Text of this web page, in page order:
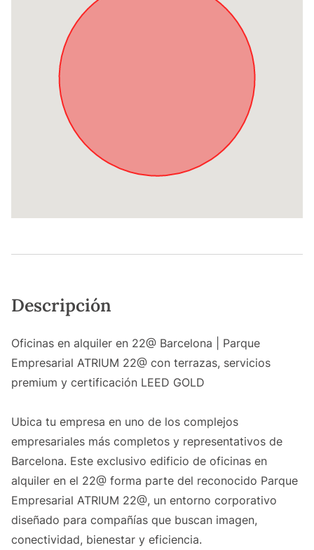
Descripción
Oficinas en alquiler en 22@ Barcelona | Parque
Empresarial ATRIUM 22@ con terrazas, servicios
premium y certificación LEED GOLD
Ubica tu empresa en uno de los complejos
empresariales más completos y representativos de
Barcelona. Este exclusivo edificio de oficinas en
alquiler en el 22@ forma parte del reconocido Parque
Empresarial ATRIUM 22@, un entorno corporativo
diseñado para compañías que buscan imagen,
conectividad, bienestar y eficiencia.